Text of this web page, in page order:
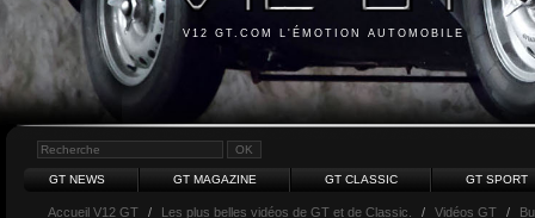
V12 GT.COM L'ÉMOTION AUTOMOBILE
GT NEWS GT MAGAZINE GT CLASSIC GT SPORT
Accueil V12 GT / Les plus belles vidéos de GT et de Classic. / Vidéos GT /